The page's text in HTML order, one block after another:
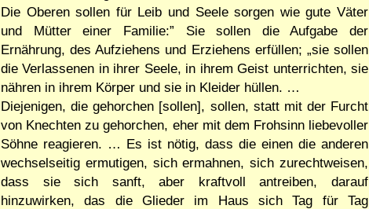
Die Oberen sollen für Leib und Seele sorgen wie gute Väter
und Mütter einer Familie:
Sie sollen die Aufgabe der
Ernährung, des Aufziehens und Erziehens erfüllen;
sie sollen
die Verlassenen in ihrer Seele, in ihrem Geist unterrichten, sie
nähren in ihrem Körper und sie in Kleider hüllen. …
Diejenigen, die gehorchen [sollen], sollen, statt mit der Furcht
von Knechten zu gehorchen, eher mit dem Frohsinn liebevoller
Söhne reagieren. … Es ist nötig, dass die einen die anderen
wechselseitig ermutigen, sich ermahnen, sich zurechtweisen,
dass sie sich sanft, aber kraftvoll antreiben, darauf
hinzuwirken, das die Glieder im Haus sich Tag für Tag